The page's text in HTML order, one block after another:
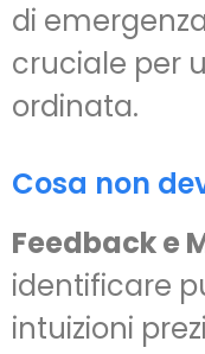
di
cruciale per
ordinata.
Cosa non
Feedback e
identificare
intuizioni